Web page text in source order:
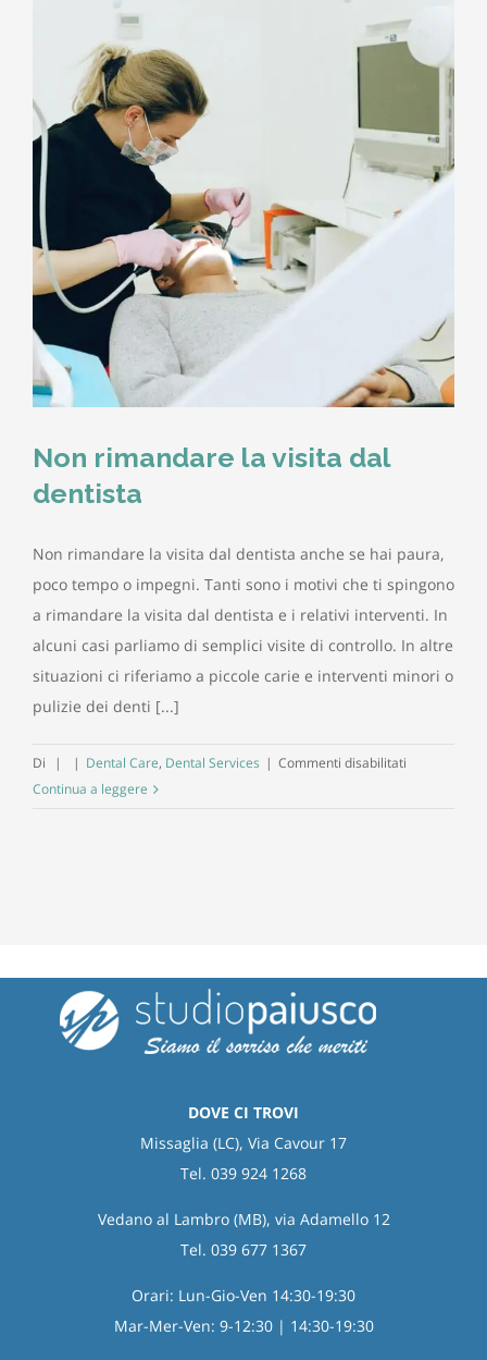
Non rimandare la visita dal
dentista
Non rimandare la visita dal dentista anche se hai paura,
poco tempo o impegni. Tanti sono i motivi che ti spingono
a rimandare la visita dal dentista e i relativi interventi. In
alcuni casi parliamo di semplici visite di controllo. In altre
situazioni ci riferiamo a piccole carie e interventi minori o
pulizie dei denti [...]
Di | | Dental Care, Dental Services | Commenti disabilitati
Continua a leggere
DOVE CI TROVI
Missaglia (LC), Via Cavour 17
Tel. 039 924 1268
Vedano al Lambro (MB), via Adamello 12
Tel. 039 677 1367
Orari: Lun-Gio-Ven 14:30-19:30
Mar-Mer-Ven: 9-12:30 | 14:30-19:30